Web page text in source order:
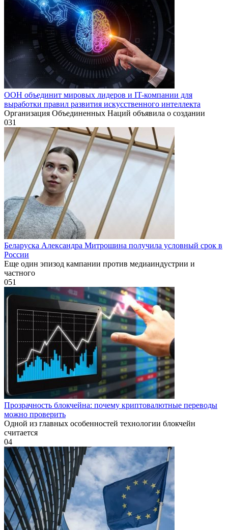
ООН объединит мировых лидеров и IT-компании для
выработки правил развития искусственного интеллекта
Организация Объединенных Наций объявила о создании
031
Беларуска Александра Митрошина получила условный срок в
России
Еще один эпизод кампании против медиаиндустрии и
частного
051
Прозрачность блокчейна: почему криптовалютные переводы
можно проверить
Одной из главных особенностей технологии блокчейн
считается
04